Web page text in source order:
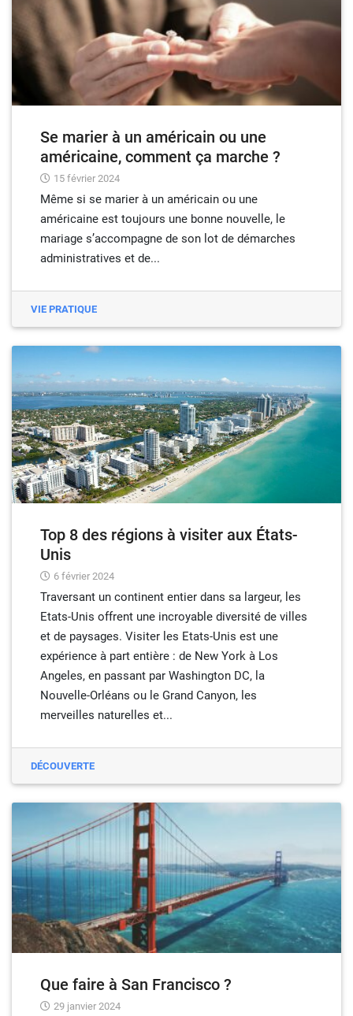
Se marier à un américain ou une
américaine, comment ça marche ?
15 février 2024
Même si se marier à un américain ou une
américaine est toujours une bonne nouvelle, le
mariage s’accompagne de son lot de démarches
administratives et de...
VIE PRATIQUE
Top 8 des régions à visiter aux États-
Unis
6 février 2024
Traversant un continent entier dans sa largeur, les
Etats-Unis offrent une incroyable diversité de villes
et de paysages. Visiter les Etats-Unis est une
expérience à part entière : de New York à Los
Angeles, en passant par Washington DC, la
Nouvelle-Orléans ou le Grand Canyon, les
merveilles naturelles et...
DÉCOUVERTE
Que faire à San Francisco ?
29 janvier 2024